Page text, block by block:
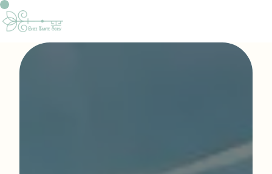
Panneau de gestion des cookies